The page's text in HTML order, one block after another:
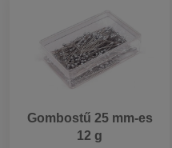
Gombostű 25 mm-es
12 g